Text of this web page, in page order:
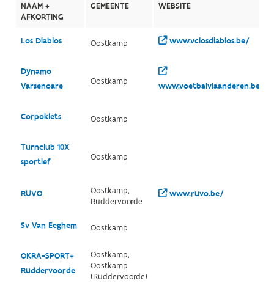
NAAM +
AFKORTING
GEMEENTE WEBSITE
Los Diablos Oostkamp www.vclosdiablos.be/
Dynamo
Varsenoare
Oostkamp www.voetbalvlaanderen.be/
Corpoklets Oostkamp
Turnclub 10X
sportief
Oostkamp
RUVO
Oostkamp,
Ruddervoorde
www.ruvo.be/
Sv Van Eeghem Oostkamp
OKRA-SPORT+
Ruddervoorde
Oostkamp,
Oostkamp
(Ruddervoorde)